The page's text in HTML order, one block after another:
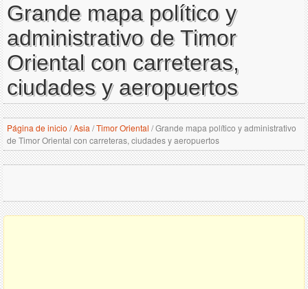
Grande mapa político y
administrativo de Timor
Oriental con carreteras,
ciudades y aeropuertos
Página de inicio /Asia /Timor Oriental /Grande mapa político y administrativo
de Timor Oriental con carreteras, ciudades y aeropuertos